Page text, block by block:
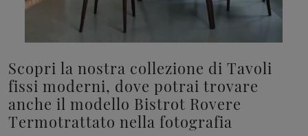
Scopri la nostra collezione di Tavoli
fissi moderni, dove potrai trovare
anche il modello Bistrot Rovere
Termotrattato nella fotografia